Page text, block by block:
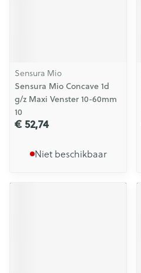
Sensura Mio
Sensura Mio Concave 1d
g/z Maxi Venster 10-60mm
10
€ 52,74
Niet beschikbaar